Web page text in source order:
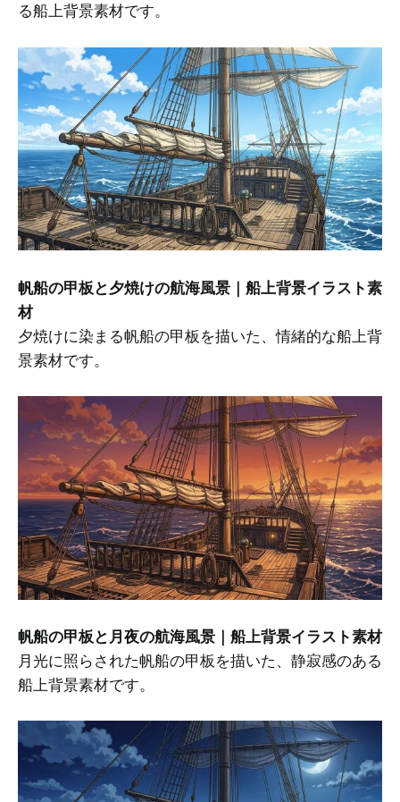
る船上背景素材です。
帆船の甲板と夕焼けの航海風景｜船上背景イラスト素
材
夕焼けに染まる帆船の甲板を描いた、情緒的な船上背
景素材です。
帆船の甲板と月夜の航海風景｜船上背景イラスト素材
月光に照らされた帆船の甲板を描いた、静寂感のある
船上背景素材です。